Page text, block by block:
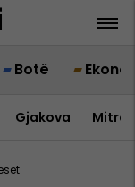
Botë
Gjakova